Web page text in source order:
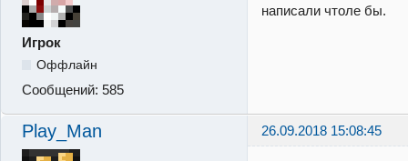
Игрок
Оффлайн
Сообщений: 585
написали чтоле бы.
Play_Man 26.09.2018 15:08:45